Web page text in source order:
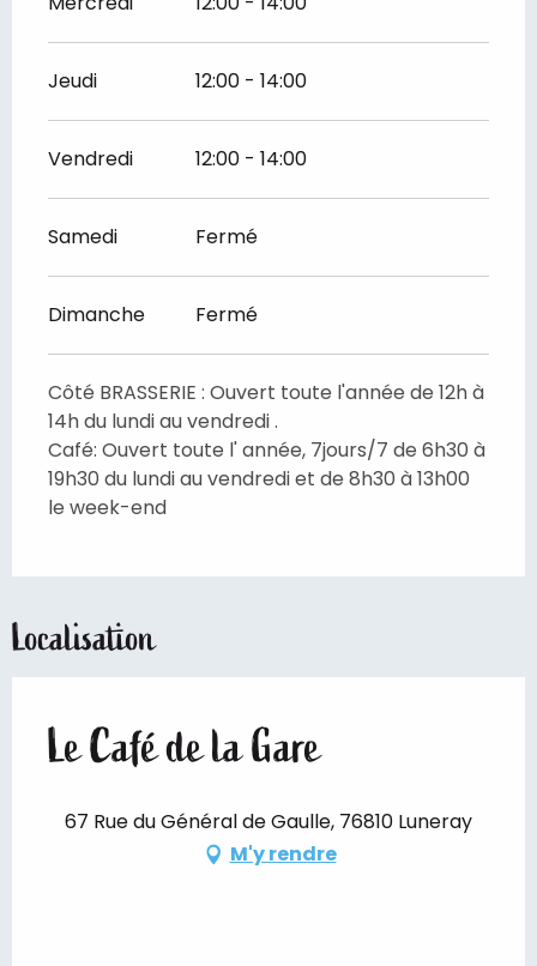
Jeudi 12:00 - 14:00
Vendredi 12:00 - 14:00
Samedi Fermé
Dimanche Fermé
Côté BRASSERIE : Ouvert toute l'année de 12h à
14h du lundi au vendredi .
Café: Ouvert toute l' année, 7jours/7 de 6h30 à
19h30 du lundi au vendredi et de 8h30 à 13h00
le week-end
Localisation
Le Café de la Gare
67 Rue du Général de Gaulle, 76810 Luneray
M'y rendre